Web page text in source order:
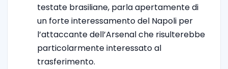
testate brasiliane, parla apertamente di
un forte interessamento del Napoli per
l’attaccante dell’Arsenal che risulterebbe
particolarmente interessato al
trasferimento.